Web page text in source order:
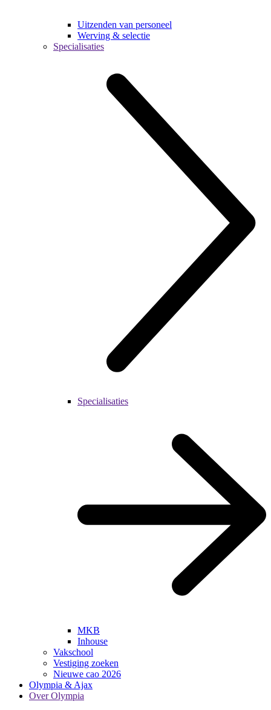
Uitzenden van personeel
Werving & selectie
Specialisaties
Specialisaties
MKB
Inhouse
Vakschool
Vestiging zoeken
Nieuwe cao 2026
Olympia & Ajax
Over Olympia